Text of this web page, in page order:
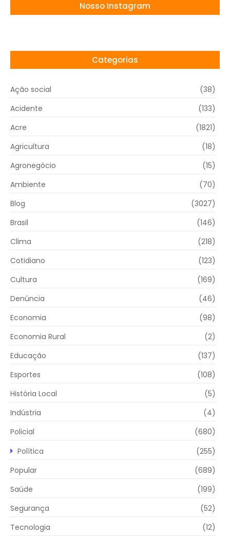
Nosso Instagram
Categorias
Ação social
(38)
Acidente
(133)
Acre
(1821)
Agricultura
(18)
Agronegócio
(15)
Ambiente
(70)
Blog
(3027)
Brasil
(146)
Clima
(218)
Cotidiano
(123)
Cultura
(169)
Denúncia
(46)
Economia
(98)
Economia Rural
(2)
Educação
(137)
Esportes
(108)
História Local
(5)
Indústria
(4)
Policial
(680)
Política
(255)
Popular
(689)
Saúde
(199)
Segurança
(52)
Tecnologia
(12)